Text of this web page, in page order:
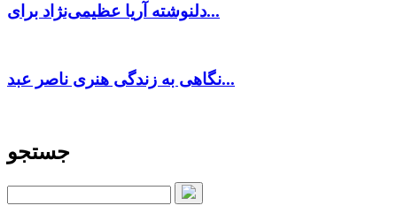
دلنوشته آریا عظیمی‌نژاد برای...
نگاهی به زندگی هنری ناصر عبد...
جستجو